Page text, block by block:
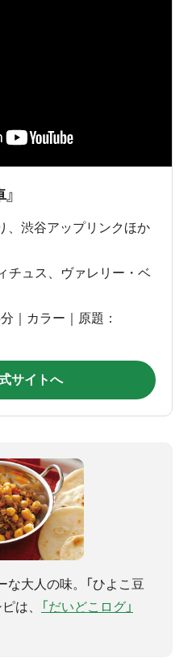
、渋谷アップリンクほか
チュス、ヴァレリー・ベ
｜カラー｜原題：
サイトへ
大人の味。「ひよこ豆
は、
「だいどこログ」